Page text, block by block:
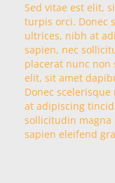
Sed vitae est elit,
turpis orci. Donec
ultrices, nibh at
sapien, nec
placerat nunc non
elit, sit amet
Donec
at adipiscing
sollicitudin magna
sapien eleifend